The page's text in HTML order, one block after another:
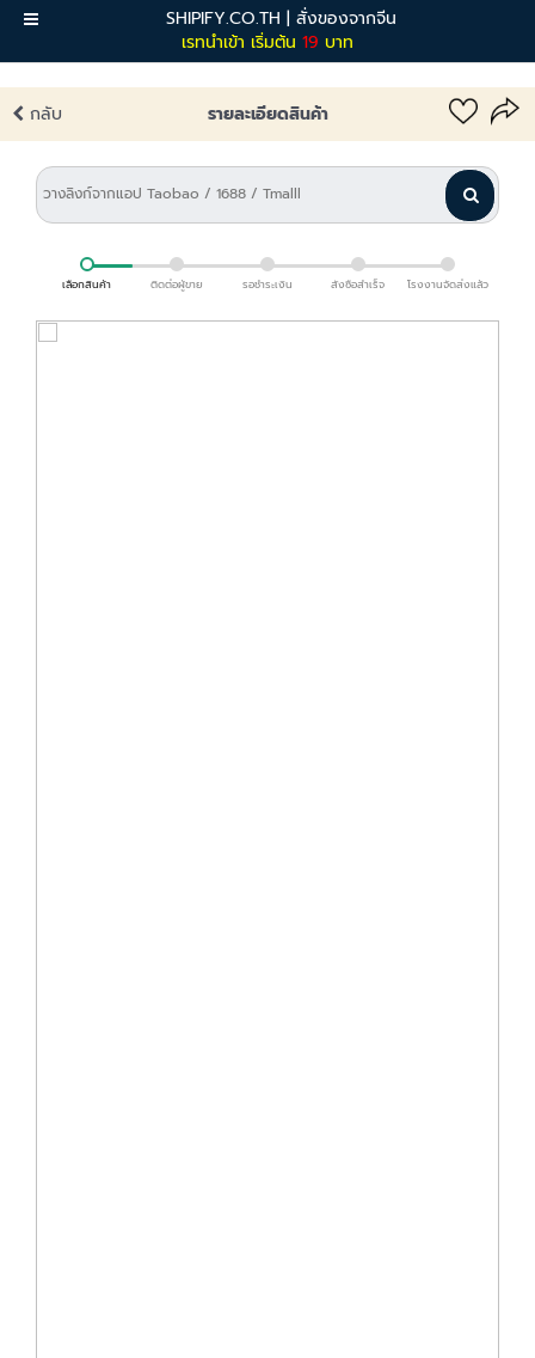
SHIPIFY.CO.TH | สั่งของจากจีน
เรทนำเข้า เริ่มต้น 19 บาท
เมนู
กลับ รายละเอียดสินค้า
เลือกสินค้า ติดต่อผู้ขาย รอชำระเงิน สั่งซื้อสำเร็จ โรงงานจัดส่งแล้ว